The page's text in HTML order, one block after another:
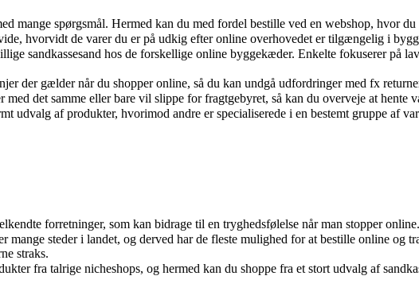
mange spørgsmål. Hermed kan du med fordel bestille ved en webshop, hvor
hvorvidt de varer du er på udkig efter online overhovedet er tilgængelig i
sandkassesand hos de forskellige online byggekæder. Enkelte fokuserer på
der gælder når du shopper online, så du kan undgå udfordringer med fx
det samme eller bare vil slippe for fragtgebyret, så kan du overveje at
udvalg af produkter, hvorimod andre er specialiserede i en bestemt gruppe af
forretninger, som kan bidrage til en tryghedsfølelse når man stopper
mange steder i landet, og derved har de fleste mulighed for at bestille online og
straks.
fra talrige nicheshops, og hermed kan du shoppe fra et stort udvalg af